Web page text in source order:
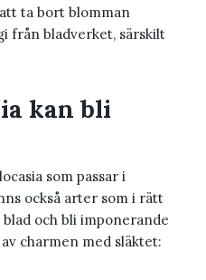
ta bort blomman
från bladverket, särskilt
kan bli
som passar i
också arter som i rätt
och bli imponerande
charmen med släktet: